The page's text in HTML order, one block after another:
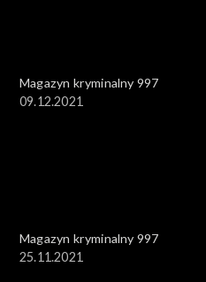
Magazyn kryminalny 997
09.12.2021
Magazyn kryminalny 997
25.11.2021